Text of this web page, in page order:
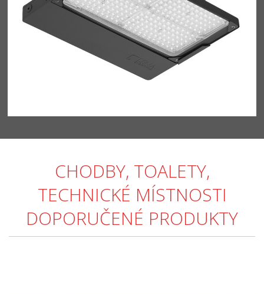
CHODBY, TOALETY,
TECHNICKÉ MÍSTNOSTI
DOPORUČENÉ PRODUKTY